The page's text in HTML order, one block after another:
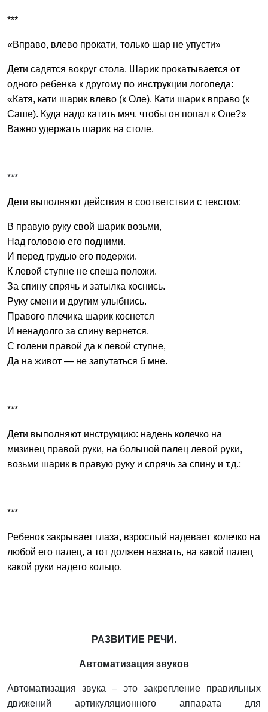
***
«Вправо, влево прокати, только шар не упусти»
Дети садятся вокруг стола. Шарик прокатывается от
одного ребенка к другому по инструкции логопеда:
«Катя, кати шарик влево (к Оле). Кати шарик вправо (к
Саше). Куда надо катить мяч, чтобы он попал к Оле?»
Важно удержать шарик на столе.
***
Дети выполняют действия в соответствии с текстом:
В правую руку свой шарик возьми,
Над головою его подними.
И перед грудью его подержи.
К левой ступне не спеша положи.
За спину спрячь и затылка коснись.
Руку смени и другим улыбнись.
Правого плечика шарик коснется
И ненадолго за спину вернется.
С голени правой да к левой ступне,
Да на живот — не запутаться б мне.
***
Дети выполняют инструкцию: надень колечко на
мизинец правой руки, на большой палец левой руки,
возьми шарик в правую руку и спрячь за спину и т.д.;
***
Ребенок закрывает глаза, взрослый надевает колечко на
любой его палец, а тот должен назвать, на какой палец
какой руки надето кольцо.
РАЗВИТИЕ РЕЧИ.
Автоматизация звуков
Автоматизация звука – это закрепление правильных
движений артикуляционного аппарата для